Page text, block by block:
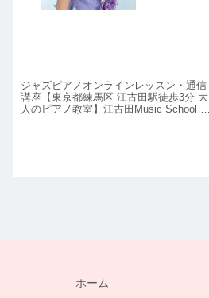
ジャズピアノオンラインレッスン・通信
講座【東京都練馬区 江古田駅徒歩3分 大
人のピアノ教室】江古田Music School 岩
ホーム